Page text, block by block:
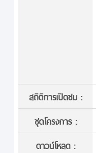
สถิติการเปิดชม :
ชุดโครงการ :
ดาวน์โหลด :